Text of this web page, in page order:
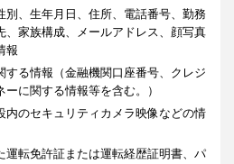
別、生年月日、住所、電話番号、勤務
、家族構成、メールアドレス、顔写真
報
する情報（金融機関口座番号、クレジ
に関する情報等を含む。）
内のセキュリティカメラ映像などの情
運転免許証または運転経歴証明書、パ